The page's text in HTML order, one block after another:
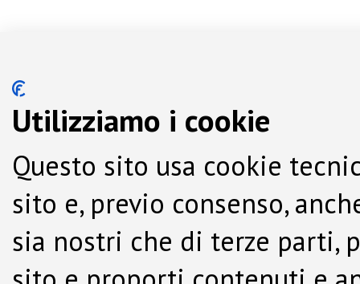
Utilizziamo i cookie
Questo sito usa cookie
sito e, previo consenso,
sia nostri che di terze parti,